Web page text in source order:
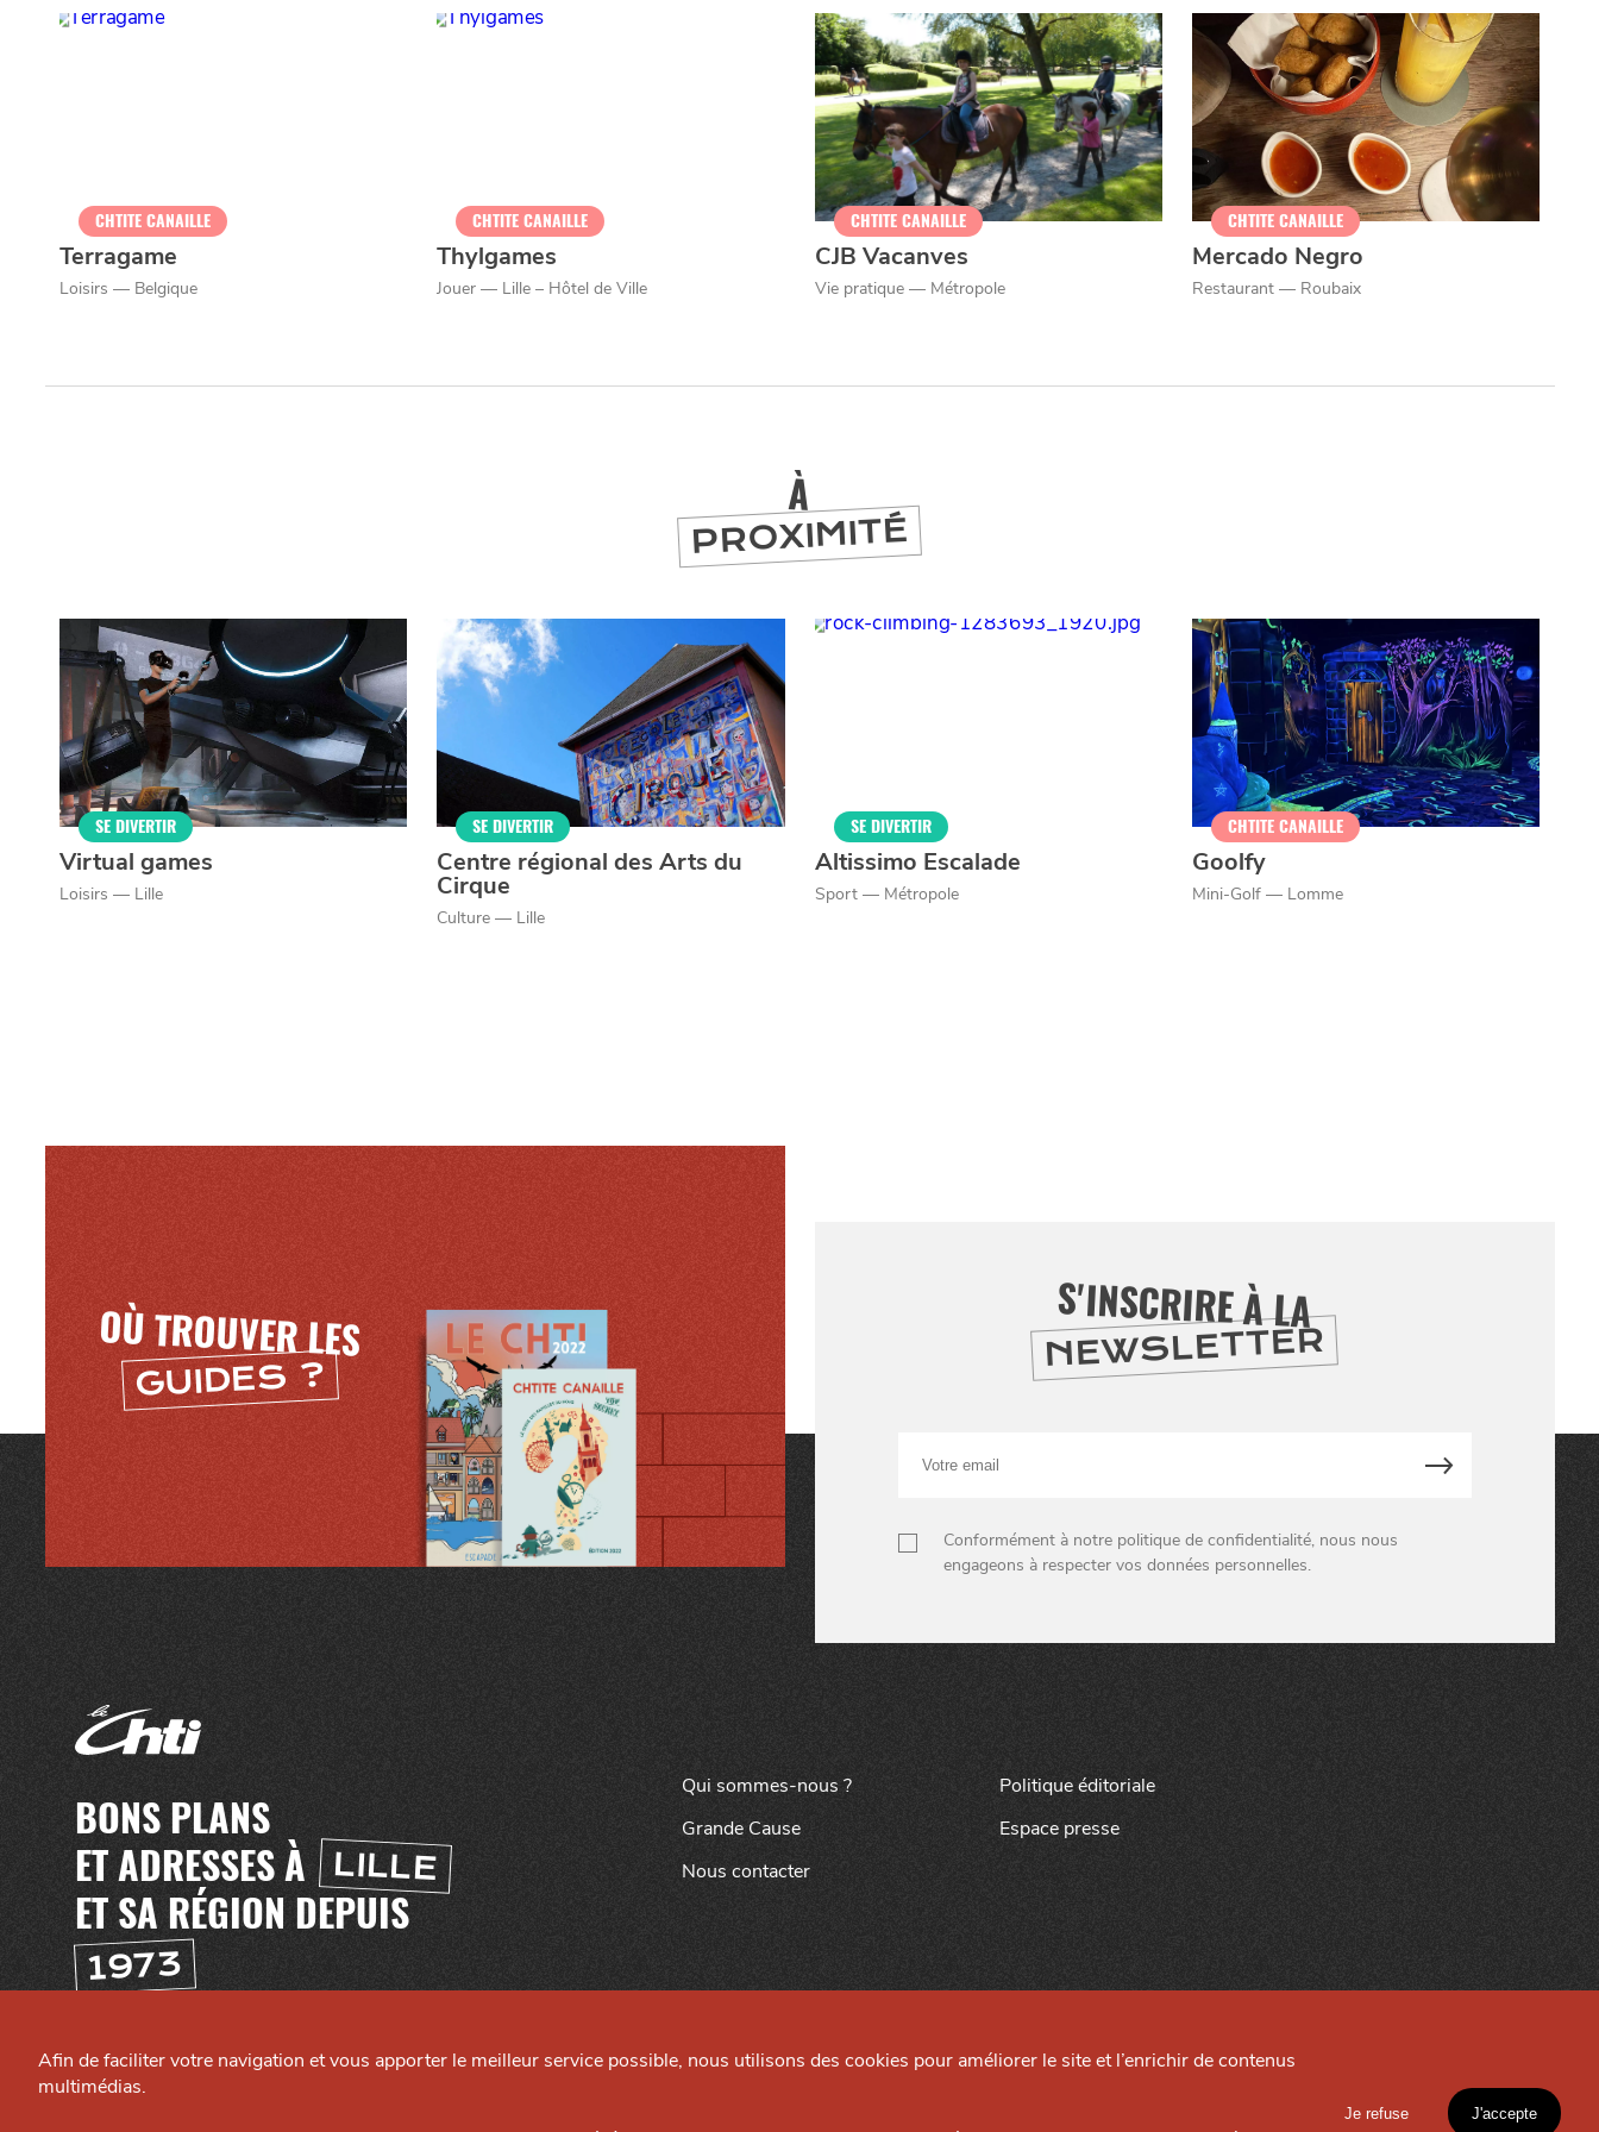
CHTITE CANAILLE
Terragame
Loisirs — Belgique
CHTITE CANAILLE
Thylgames
Jouer — Lille – Hôtel de Ville
CHTITE CANAILLE
CJB Vacanves
Vie pratique — Métropole
CHTITE CANAILLE
Mercado Negro
Restaurant — Roubaix
À
PROXIMITÉ
SE DIVERTIR
Virtual games
Loisirs — Lille
SE DIVERTIR
Centre régional des Arts du
Cirque
Culture — Lille
SE DIVERTIR
Altissimo Escalade
Sport — Métropole
CHTITE CANAILLE
Goolfy
Mini-Golf — Lomme
EXPLORER
MANGER SORTIR SE
DIVERTIR
CHTITE
CANAILLE
VIVRE
dans NORD
C
H
TI
T
E
C
A
N
AI
L
L
E
BONS PLANS ET ADRESSES À LILLE
ET SA RÉGION DEPUIS 1973
OÙ TROUVER LES
GUIDES ?
S'INSCRIRE À LA
NEWSLETTER
email
Conformément à notre politique de confidentialité, nous nous
engageons à respecter vos données personnelles.
BONS PLANS
ET ADRESSES À
LILLE
ET SA RÉGION DEPUIS
1973
Qui sommes-nous ?
Grande Cause
Nous contacter
Politique éditoriale
Espace presse
Afin de faciliter votre navigation et vous apporter le meilleur service possible, nous utilisons des cookies pour améliorer le site et l’enrichir de contenus
multimédias.
Je refuse J'accepte
Je refuse